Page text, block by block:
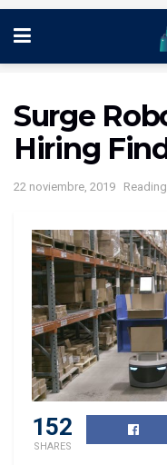
Surge
Hiring
22 noviembre, 2019
152
SHARES